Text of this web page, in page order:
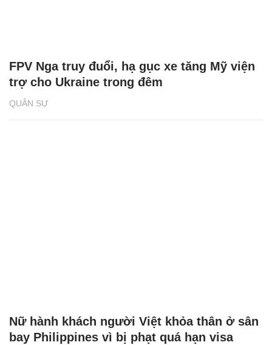
QUÂN SỰ
FPV Nga truy đuổi, hạ gục xe tăng Mỹ viện
trợ cho Ukraine trong đêm
Nữ hành khách người Việt khỏa thân ở sân
bay Philippines vì bị phạt quá hạn visa